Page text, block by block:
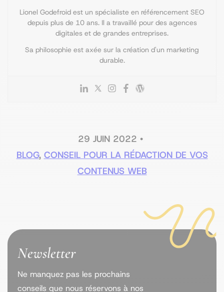
Lionel Godefroid est un spécialiste en référencement SEO
depuis plus de 10 ans. Il a travaillé pour des agences
digitales et de grandes entreprises.
Sa philosophie est axée sur la création d'un marketing
durable.
29 JUIN 2022 •
BLOG, CONSEIL POUR LA RÉDACTION DE VOS
CONTENUS WEB
Newsletter
Ne manquez pas les prochains
conseils que nous réservons à nos